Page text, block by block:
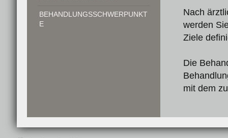
Nach
werden
Ziele
Die
mit dem
BEHANDLUNGSSCHWERPUNKT
E